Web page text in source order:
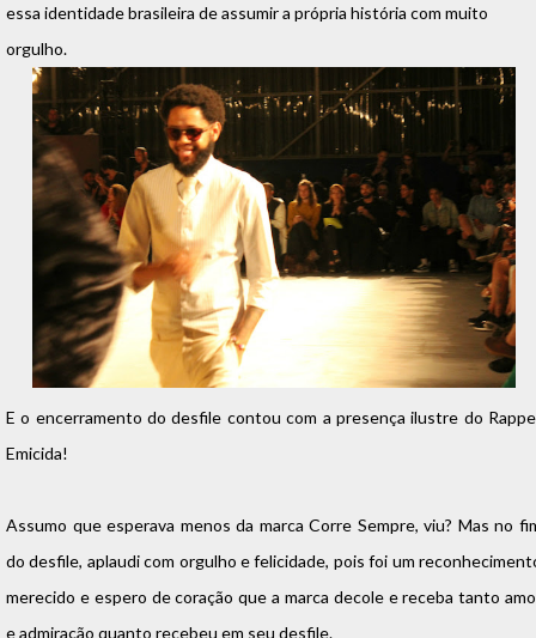
essa identidade brasileira de assumir a própria história com muito
orgulho.
E o encerramento do desfile contou com a presença ilustre do
Emicida!
Assumo que esperava menos da marca Corre Sempre, viu? Mas no
do desfile, aplaudi com orgulho e felicidade, pois foi um
merecido e espero de coração que a marca decole e receba tanto
e admiração quanto recebeu em seu desfile.